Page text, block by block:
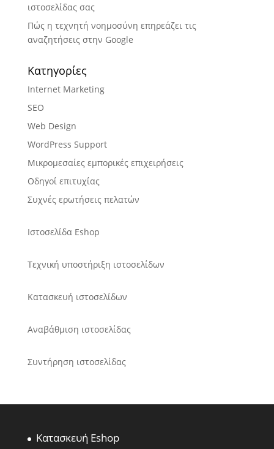
ιστοσελίδας σας
Πώς η τεχνητή νοημοσύνη επηρεάζει τις
αναζητήσεις στην Google
Kατηγορίες
Internet Marketing
SEO
Web Design
WordPress Support
Μικρομεσαίες εμπορικές επιχειρήσεις
Οδηγοί επιτυχίας
Συχνές ερωτήσεις πελατών
Ιστοσελίδα Eshop
Τεχνική υποστήριξη ιστοσελίδων
Κατασκευή ιστοσελίδων
Αναβάθμιση ιστοσελίδας
Συντήρηση ιστοσελίδας
Κατασκευή Eshop